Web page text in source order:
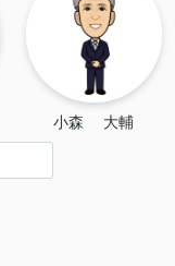
小森　 大輔